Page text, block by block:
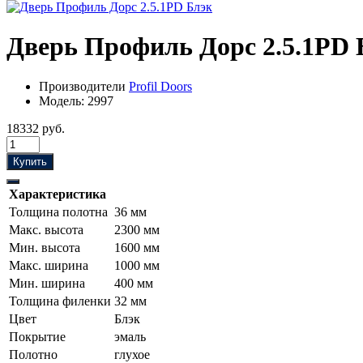
Дверь Профиль Дорс 2.5.1PD
Производители Profil Doors
Модель: 2997
18332 руб.
Купить
Характеристика
Толщина полотна 36 мм
Макс. высота
2300 мм
Мин. высота
1600 мм
Макс. ширина
1000 мм
Мин. ширина
400 мм
Толщина филенки 32 мм
Цвет
Блэк
Покрытие
эмаль
Полотно
глухое